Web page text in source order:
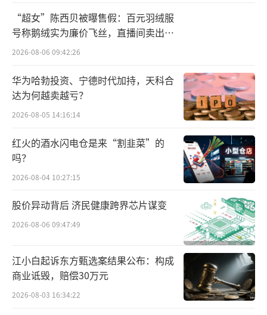
团软件技术专家组组长；
第三任汪轩然（2023–2024年底）系小米2
6号元老、清华计算机硕士，执掌两千人影像团
队并兼任小米×徕卡光学研究所副所长，但自2
024年11月起进入休假，部门管理权移交。汪轩
然休假期间，相机部日常或交由副总经理苗
雷、李国盛共同主持，小米官方始终未就新一
任正式总经理人选发声，直至此番葛维严到
任。
人事调整落定之际，手机影像领域的竞争
格局也正急剧升级。当下的智能手机影像竞
赛，早已脱离单纯比拼传感器尺寸与镜头数量
的“堆料”阶段，全面进入“硬件+算法+AI+光
学”的系统级角力。
“超女”陈西贝被曝售假：百元羽绒服
号称鹅绒实为廉价飞丝，直播间卖出超
百万元
2026-08-06 09:42:26
华为哈勃投资、宁德时代加持，天科合
达为何越卖越亏？
2026-08-05 14:16:14
红火的酒水闪电仓是来“割韭菜”的
吗？
2026-08-04 10:27:15
股价异动背后 济民健康跨界芯片谋变
2026-08-06 09:47:49
江小白起诉东方甄选案结果公布：构成
商业诋毁，赔偿30万元
2026-08-03 16:34:22